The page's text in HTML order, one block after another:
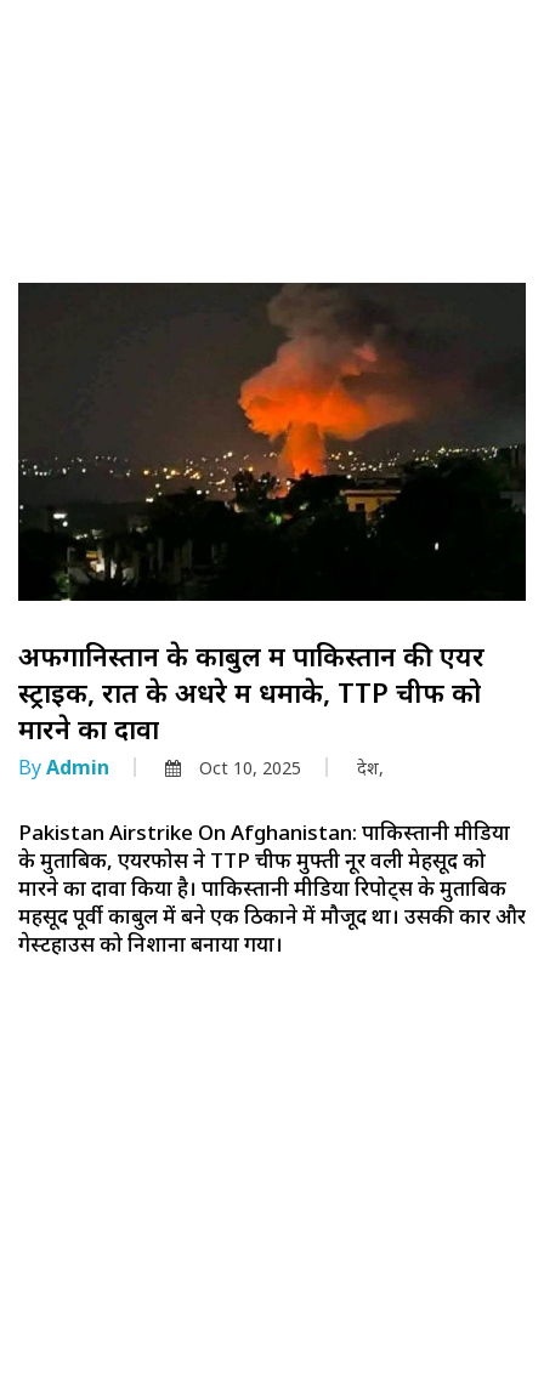
अफगानिस्तान के काबुल में पाकिस्तान की एयर
स्ट्राइक, रात के अधेंरे में धमाके, TTP चीफ को
मारने का दावा
ByAdmin Oct 10, 2025 देश,
Pakistan Airstrike On Afghanistan: पाकिस्तानी मीडिया
के मुताबिक, एयरफोर्स ने TTP चीफ मुफ्ती नूर वली मेहसूद को
मारने का दावा किया है। पाकिस्तानी मीडिया रिपोर्ट्स के मुताबिक
महसूद पूर्वी काबुल में बने एक ठिकाने में मौजूद था। उसकी कार और
गेस्टहाउस को निशाना बनाया गया।